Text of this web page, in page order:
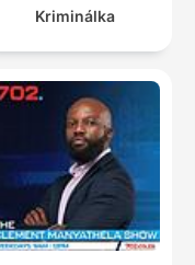
Kriminálka